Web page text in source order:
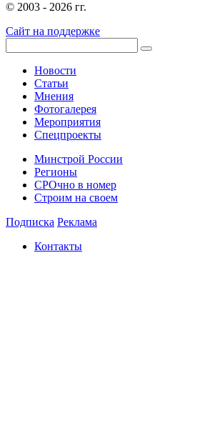
© 2003 - 2026 гг.
Сайт на поддержке
Новости
Статьи
Мнения
Фотогалерея
Мероприятия
Спецпроекты
Минстрой России
Регионы
СРОчно в номер
Строим на своем
Подписка Реклама
Контакты